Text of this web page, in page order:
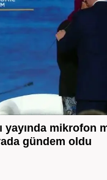
yayında mikrofon
gündem oldu